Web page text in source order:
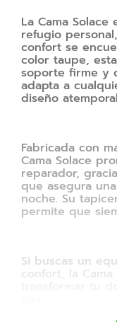
La Cama
refugio
confort se
color taupe,
soporte firme y
adapta a
diseño
Fabricada con
Cama Solace
reparador,
que asegura
noche. Su
permite que
Si buscas un
confort, la